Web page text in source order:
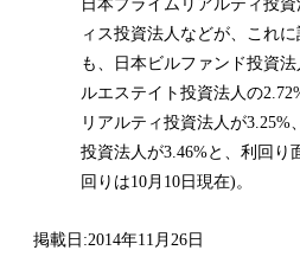
ィス投資法人などが、これ
も、日本ビルファンド投資
ルエステイト投資法人の
リアルティ投資法人が
投資法人が3.46%と、利回り
回りは10月10日現在)。
掲載日:2014年11月26日